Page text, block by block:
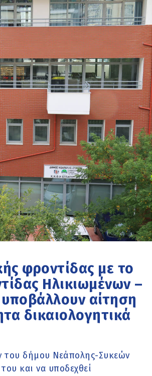
φροντίδας με το
Ηλικιωμένων –
αίτηση
δικαιολογητικά
του δήμου Νεάπολης-Συκεών
και να υποδεχθεί